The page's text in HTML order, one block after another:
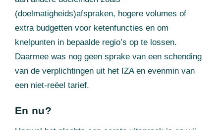
(doelmatigheids)afspraken, hogere volumes of
extra budgetten voor ketenfuncties en om
knelpunten in bepaalde regio’s op te lossen.
Daarmee was nog geen sprake van een schending
van de verplichtingen uit het IZA en evenmin van
een niet-reëel tarief.
En nu?